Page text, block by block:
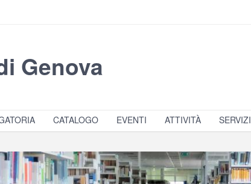
Genova
CATALOGO EVENTI ATTIVITÀ SERVIZI